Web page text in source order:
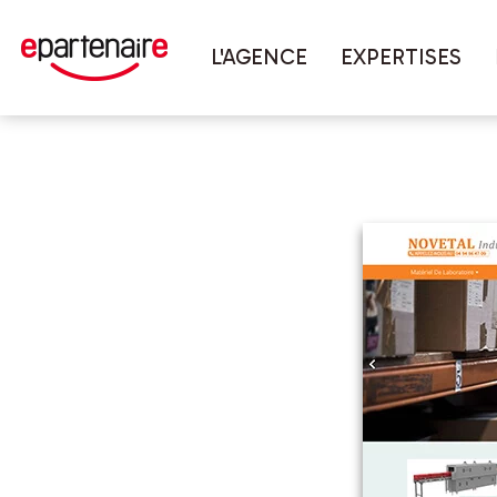
L'AGENCE EXPERTISES
Vous êtes ici : Accueil Réalisations